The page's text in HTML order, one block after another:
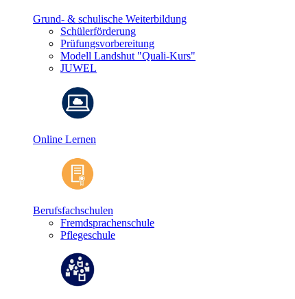
Grund- & schulische Weiterbildung
Schülerförderung
Prüfungsvorbereitung
Modell Landshut "Quali-Kurs"
JUWEL
Online Lernen
Berufsfachschulen
Fremdsprachenschule
Pflegeschule